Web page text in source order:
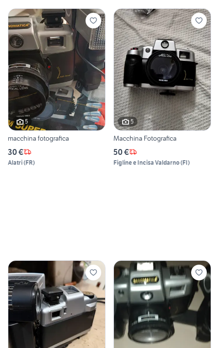
5
macchina fotografica
30 €
Alatri(FR)
5
Macchina Fotografica
50 €
Figline e Incisa Valdarno(FI)